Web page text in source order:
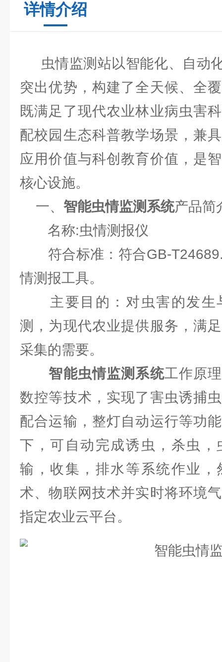
详情介绍
虫情监测站以智能化、自动
突出优势，构建了全天候、全
既满足了现代农业林业病虫害
配校园生态科普教学场景，兼
应用价值与科创教育价值，是
核心设施。
一、 智能虫情监测系统产品简
名称:虫情测报仪
符合标准：符合GB-
情测报工具。
主要目的：对虫害的发生
测，为现代农业提供服务，满
采集的需要。
智能虫情监测系统工作原
数控等技术，实现了害虫诱捕
配合运输，整灯自动运行等功
下，可自动完成诱虫，杀虫，
输，收集，排水等系统作业，
术、物联网技术并实时将环境
指定农业云平台。